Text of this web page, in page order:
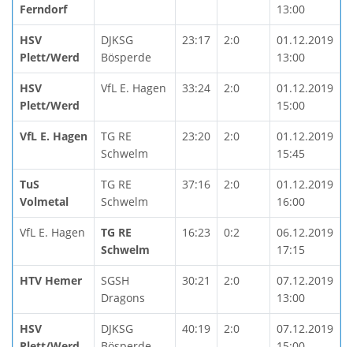
Ferndorf
13:00
HSV
Plett/Werd
DJKSG
Bösperde
23:17 2:0
01.12.2019
13:00
HSV
Plett/Werd
VfL E. Hagen 33:24 2:0
01.12.2019
15:00
VfL E. Hagen
TG RE
Schwelm
23:20 2:0
01.12.2019
15:45
TuS
Volmetal
TG RE
Schwelm
37:16 2:0
01.12.2019
16:00
VfL E. Hagen
TG RE
Schwelm
16:23 0:2
06.12.2019
17:15
HTV Hemer
SGSH
Dragons
30:21 2:0
07.12.2019
13:00
HSV
DJKSG
40:19 2:0
07.12.2019